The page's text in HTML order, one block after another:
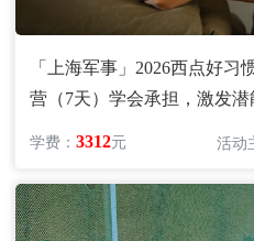
「上海军事」2026西点好习
营（7天）学会承担，激发潜
学费：3312元 活动